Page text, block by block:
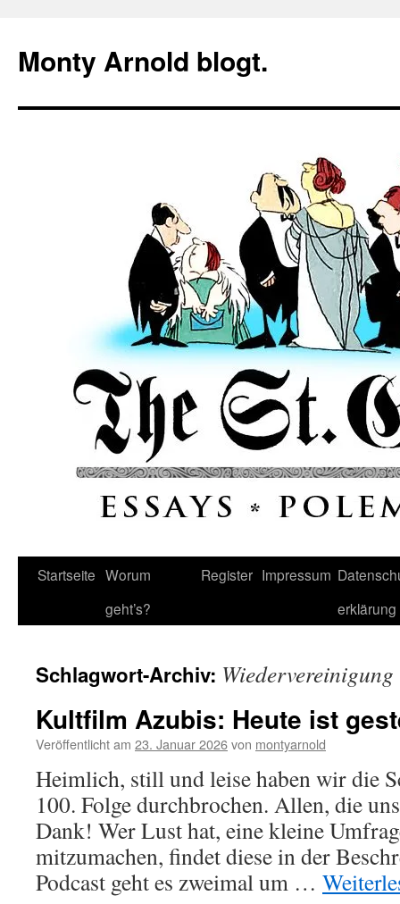
springen
Monty Arnold blogt.
Startseite Worum
geht’s?
Register Impressum
erklärung
Schlagwort-Archiv: Wiedervereinigung
Kultfilm Azubis: Heute ist
Veröffentlicht am 23. Januar 2026von montyarnold
Heimlich, still und leise haben wir die
100. Folge durchbrochen. Allen, die
Dank! Wer Lust hat, eine kleine
mitzumachen, findet diese in der
Podcast geht es zweimal um …